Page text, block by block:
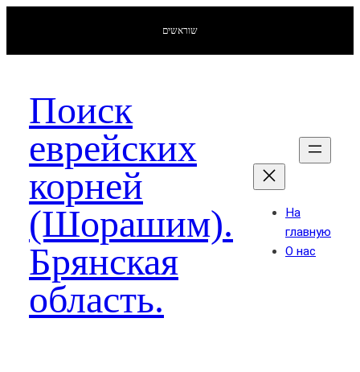
שוראשים
Поиск
еврейских
корней
(Шорашим).
Брянская
область.
На
главную
О нас